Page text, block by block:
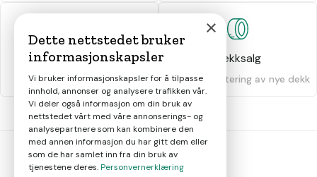
Dekkhotell
Oppbevaring av dekk
Dekksalg
Salg og montering av nye dekk
×
Dette nettstedet bruker
informasjonskapsler
Vi bruker informasjonskapsler for å tilpasse
innhold, annonser og analysere trafikken vår.
Vi deler også informasjon om din bruk av
nettstedet vårt med våre annonserings- og
analysepartnere som kan kombinere den
med annen informasjon du har gitt dem eller
som de har samlet inn fra din bruk av
tjenestene deres.Personvernerklæring